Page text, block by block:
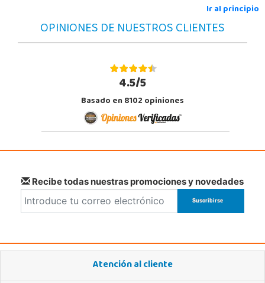
Lugo
CC As Termas, Av. Infanta Elena 213, Antiguo Muelle Eroski
POCAS UNIDADES
Alicante
03550, San Juan
965 655 958
Localizar Tienda
Juguetilandia Torrevieja
Ir al principio
OPINIONES DE NUESTROS CLIENTES
4.5/5
Basado en 8102 opiniones
Recibe todas nuestras promociones y novedades
Atención al cliente